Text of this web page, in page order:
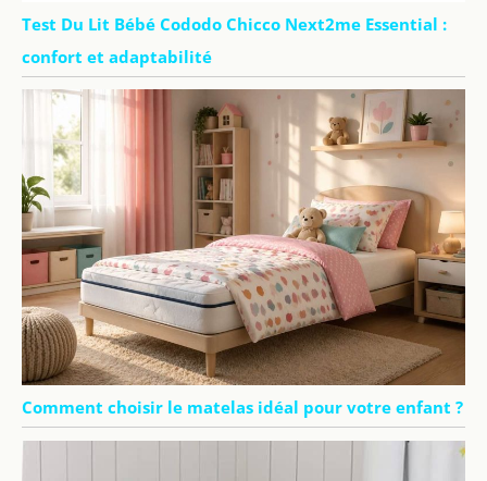
Test Du Lit Bébé Cododo Chicco Next2me Essential :
confort et adaptabilité
Comment choisir le matelas idéal pour votre enfant ?